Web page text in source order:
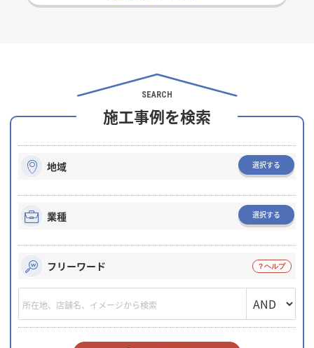
SEARCH
施工事例を検索
地域 選択する
業種 選択する
フリーワード